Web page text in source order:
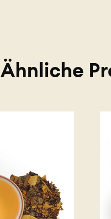
Ähnliche